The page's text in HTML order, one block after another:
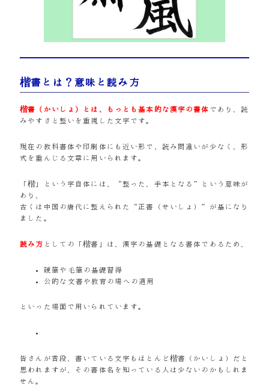
楷書とは？意味と読み方
楷書（かいしょ）とは、もっとも基本的な漢字の書体 であり、読
みやすさと整いを重視した文字です。
現在の教科書体や印刷体にも近い形で、読み間違いが少なく、形
式を重んじる文章に用いられます。
「楷」という字自体には、“整った、手本となる”という意味が
あり、
古くは中国の唐代に整えられた“正書（せいしょ）”が基になり
ました。
読み方 としての「楷書」は、漢字の基礎となる書体であるため、
硬筆や毛筆の基礎習得
公的な文書や教育の場への適用
といった場面で用いられています。
皆さんが普段、書いている文字もほとんど楷書（かいしょ）だと
思われますが、その書体名を知っている人は少ないのかもしれま
せん。